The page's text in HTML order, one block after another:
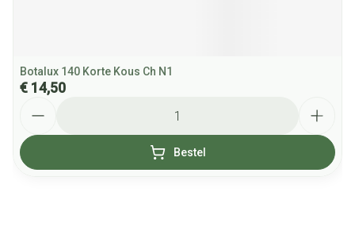
Botalux 140 Korte Kous Ch N1
€ 14,50
Bestel